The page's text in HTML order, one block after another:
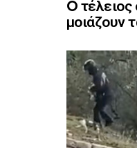
O
μοιάζουν